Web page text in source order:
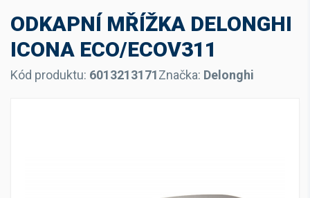
ODKAPNÍ MŘÍŽKA DELONGHI
ICONA ECO/ECOV311
Kód produktu: 6013213171Značka: Delonghi